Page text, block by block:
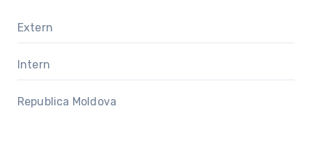
Extern
Intern
Republica Moldova